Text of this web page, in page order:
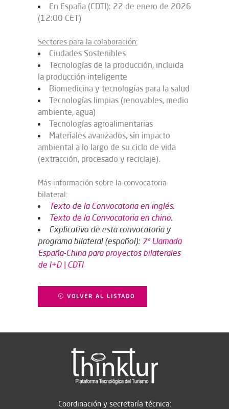
En España (CDTI): 22 de enero de 2026
(12:00 CET)
Sectores para la colaboración:
Ciudades Sostenibles
Tecnologías de la producción, incluida
la producción inteligente
Biomedicina y tecnologías para la salud
Tecnologías limpias (renovables, medio
ambiente, agua)
Tecnologías agroalimentarias
Materiales avanzados, sin impacto
ambiental a lo largo de su ciclo de vida
(extracción, procesado y reciclaje).
Más información sobre la convocatoria
bilateral:
Texto de la Convocatoria en inglés.
Texto de la Convocatoria en chino.
Explicativo de esta convocatoria y
programa bilateral (español): 7ª Llamada
España-China para proyectos bilaterales
de I+D | CDTI
VOLVER AL LISTADO
Coordinación y secretaría técnica: